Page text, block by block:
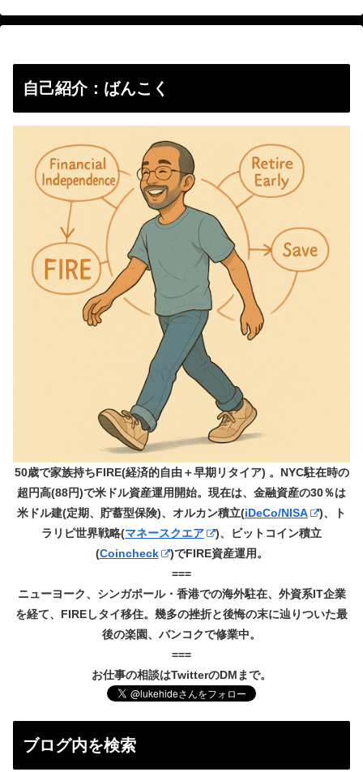
自己紹介：ばんこく
50歳で家族持ちFIRE(経済的自由＋早期リタイア) 。NYC駐在時の
超円高(88円)で米ドル資産運用開始。現在は、金融資産の30％は
米ドル建(定期、貯蓄型保険)、オルカン積立(iDeCo/NISA
)、ト
ラリピ世界戦略(マネースクエア
)、ビットコイン積立
(Coincheck
)でFIRE資産運用。
===
ニューヨーク、シンガポール・香港での海外駐在、外資系IT企業
を経て、FIREしタイ移住。幾多の挫折と後悔の末に辿りついた最
後の楽園、バンコクで修業中。
===
お仕事の相談はTwitterのDMまで。
ブログ内を検索